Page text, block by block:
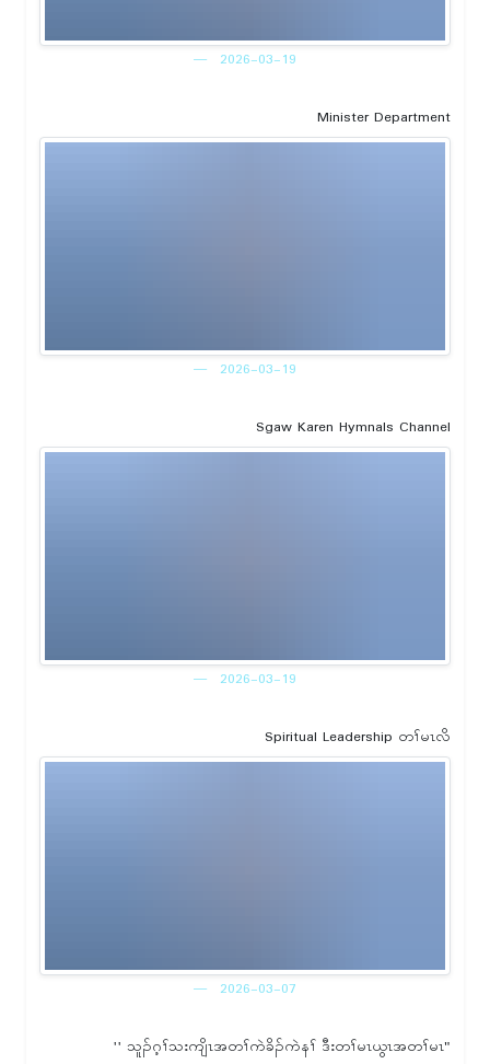
2026-03-19
Minister Department
2026-03-19
Sgaw Karen Hymnals Channel
2026-03-19
Spiritual Leadership တၢ်မၤလိ
2026-03-07
'' သူၣ်ဂ့ၢ်သးကျိၤအတၢ်ကဲခိၣ်ကဲနၢ် ဒီးတၢ်မၤယွၤအတၢ်မၤ"